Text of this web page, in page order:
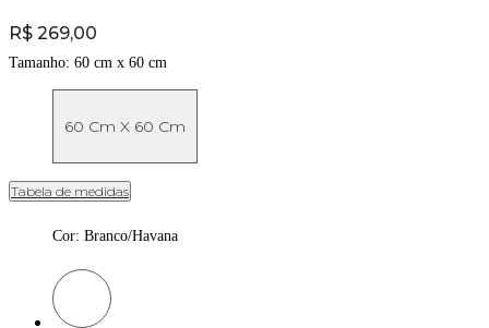
Price:
R$ 269,00
Tamanho: 60 cm x 60 cm
60 Cm X 60 Cm
Tabela de medidas
Cor: Branco/Havana
Cor: Branco/Havana